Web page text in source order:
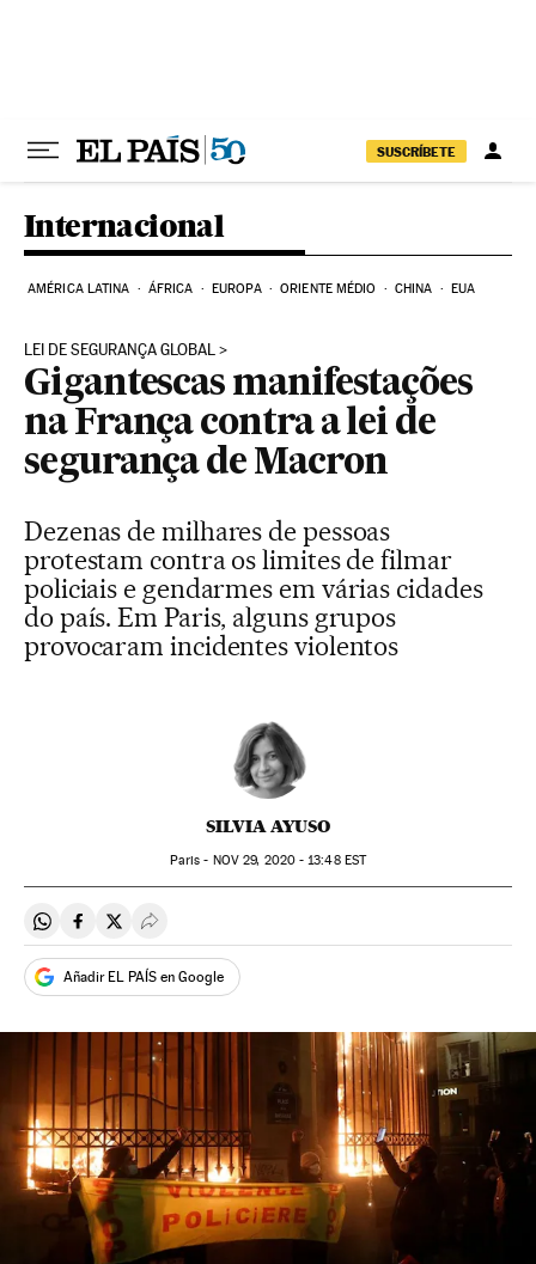
SUSCRÍBETE
Internacional
AMÉRICA LATINA ÁFRICA EUROPA ORIENTE MÉDIO CHINA EUA
LEI DE SEGURANÇA GLOBAL
Gigantescas manifestações
na França contra a lei de
segurança de Macron
Dezenas de milhares de pessoas
protestam contra os limites de filmar
policiais e gendarmes em várias cidades
do país. Em Paris, alguns grupos
provocaram incidentes violentos
SILVIA AYUSO
Paris - NOV 29, 2020 - 13:48EST
Compartir en Whatsapp
Compartir en Facebook
Compartir en Twitter
Desplegar Redes Sociales
Añadir EL PAÍS en Google